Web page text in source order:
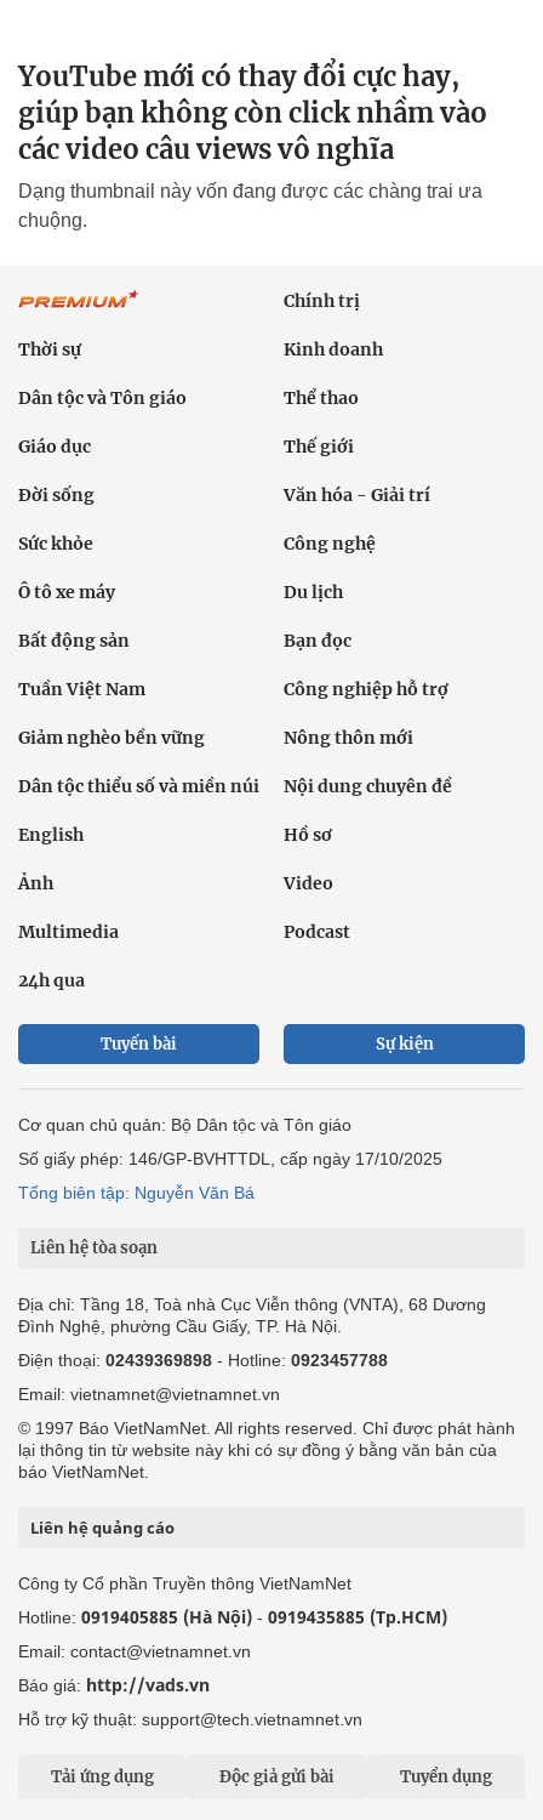
YouTube mới có thay đổi cực hay,
giúp bạn không còn click nhầm vào
các video câu views vô nghĩa
Dạng thumbnail này vốn đang được các chàng trai ưa
chuộng.
Chính trị
Thời sự Kinh doanh
Dân tộc và Tôn giáo Thể thao
Giáo dục Thế giới
Đời sống Văn hóa - Giải trí
Sức khỏe Công nghệ
Ô tô xe máy Du lịch
Bất động sản Bạn đọc
Tuần Việt Nam Công nghiệp hỗ trợ
Giảm nghèo bền vững Nông thôn mới
Dân tộc thiểu số và miền núi Nội dung chuyên đề
English Hồ sơ
Ảnh Video
Multimedia Podcast
24h qua
Tuyến bài Sự kiện
Cơ quan chủ quản: Bộ Dân tộc và Tôn giáo
Số giấy phép: 146/GP-BVHTTDL, cấp ngày 17/10/2025
Tổng biên tập: Nguyễn Văn Bá
Liên hệ tòa soạn
Địa chỉ: Tầng 18, Toà nhà Cục Viễn thông (VNTA), 68 Dương
Đình Nghệ, phường Cầu Giấy, TP. Hà Nội.
Điện thoại: 02439369898 - Hotline: 0923457788
Email: vietnamnet@vietnamnet.vn
© 1997 Báo VietNamNet. All rights reserved. Chỉ được phát hành
lại thông tin từ website này khi có sự đồng ý bằng văn bản của
báo VietNamNet.
Liên hệ quảng cáo
Công ty Cổ phần Truyền thông VietNamNet
Hotline: 0919405885 (Hà Nội) - 0919435885 (Tp.HCM)
Email: contact@vietnamnet.vn
Báo giá: http://vads.vn
Hỗ trợ kỹ thuật: support@tech.vietnamnet.vn
Tải ứng dụng Độc giả gửi bài Tuyển dụng